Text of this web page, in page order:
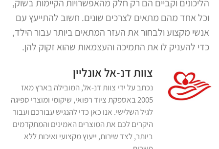
הליכונים וקביים הם רק חלק מהאפשרויות הקיימות בשוק,
וכל אחד מהם מתאים לצרכים שונים. חשוב להתייעץ עם
אנשי מקצוע ולבחור את העזר המתאים ביותר עבור הילד,
כדי להעניק לו את התמיכה והעצמאות שהוא זקוק להן.
צוות דנ-אל אונליין
נכתב על ידי צוות דנ-אל, המובילה בארץ מאז
2005 באספקת ציוד רפואי, שיקומי ומוצרי ספיגה
לגיל השלישי. אנו כאן כדי להנגיש עבורכם ועבור
היקרים לכם את המוצרים האמינים והמתקדמים
ביותר, לצד שירות, ייעוץ מקצועי ואיכות ללא